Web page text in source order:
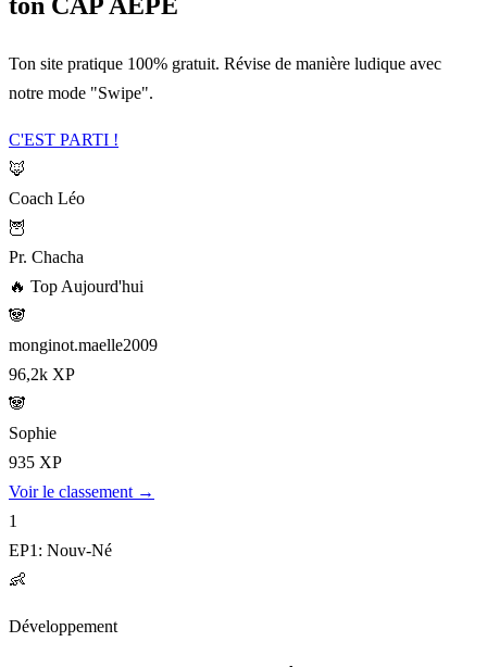
Ton site pratique 100% gratuit. Révise de manière ludique avec
notre mode "Swipe".
C'EST PARTI !
🦊
Coach Léo
🦉
Pr. Chacha
🔥 Top Aujourd'hui
🐼
monginot.maelle2009
96,2k XP
🐼
Sophie
935 XP
Voir le classement →
1
EP1: Nouv-Né
👶
Développement